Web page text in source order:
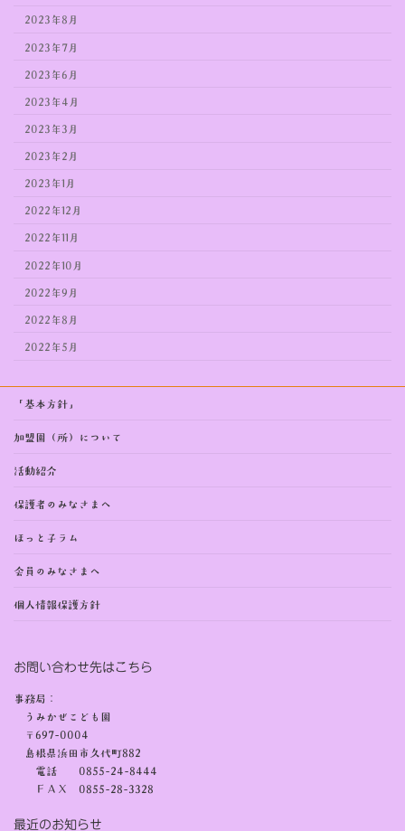
2023年8月
2023年7月
2023年6月
2023年4月
2023年3月
2023年2月
2023年1月
2022年12月
2022年11月
2022年10月
2022年9月
2022年8月
2022年5月
「基本方針」
加盟園（所）について
活動紹介
保護者のみなさまへ
ほっと子ラム
会員のみなさまへ
個人情報保護方針
お問い合わせ先はこちら
事務局：
うみかぜこども園
〒697-0004
島根県浜田市久代町882
電話 0855-24-8444
ＦＡＸ 0855-28-3328
最近のお知らせ